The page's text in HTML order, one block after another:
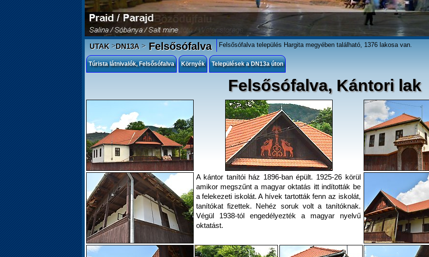
UTAK>DN13A>Felsősófalva Felsősófalva település Hargita megyében található, 1376 lakosa van.
Túrista látnivalók, Felsősófalva Környék Települések a DN13a úton
Felsősófalva, Kántori lak
A kántor tanítói ház 1896-ban épült. 1925-26 körül
amikor megszűnt a magyar oktatás itt indították be
a felekezeti iskolát. A hívek tartották fenn az iskolát,
tanítókat fizettek. Nehéz soruk volt a tanítóknak.
Végül 1938-tól engedélyezték a magyar nyelvű
oktatást.